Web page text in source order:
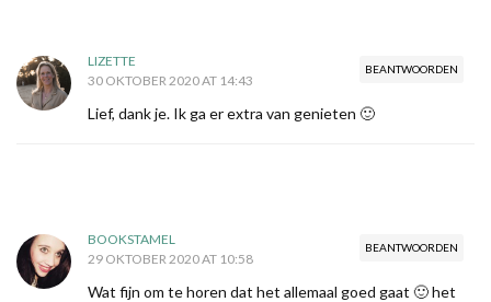
BEANTWOORDEN
LIZETTE
30 OKTOBER 2020 AT 14:43
Lief, dank je. Ik ga er extra van genieten 🙂
BEANTWOORDEN
BOOKSTAMEL
29 OKTOBER 2020 AT 10:58
Wat fijn om te horen dat het allemaal goed gaat 🙂 het